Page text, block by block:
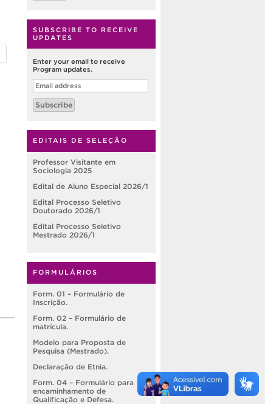
SUBSCRIBE TO RECEIVE
UPDATES
Enter your email to receive
Program updates.
Email
address
Subscribe
EDITAIS DE SELEÇÃO
Professor Visitante em
Sociologia 2025
Edital de Aluno Especial 2026/1
Edital Processo Seletivo
Doutorado 2026/1
Edital Processo Seletivo
Mestrado 2026/1
FORMULÁRIOS
Form. 01 – Formulário de
Inscrição.
Form. 02 – Formulário de
matrícula.
Modelo para Proposta de
Pesquisa (Mestrado).
Declaração de Etnia.
Form. 04 – Formulário para
encaminhamento de
Qualificação e Defesa.